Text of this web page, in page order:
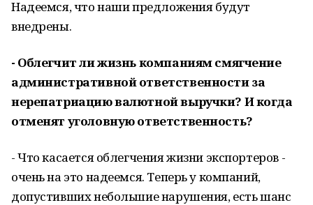
Надеемся, что наши предложения будут
внедрены.
- Облегчит ли жизнь компаниям смягчение
административной ответственности за
нерепатриацию валютной выручки? Икогда
отменят уголовную ответственность?
- Что касается облегчения жизни экспортеров -
очень на это надеемся. Теперь у компаний,
допустивших небольшие нарушения, есть шанс